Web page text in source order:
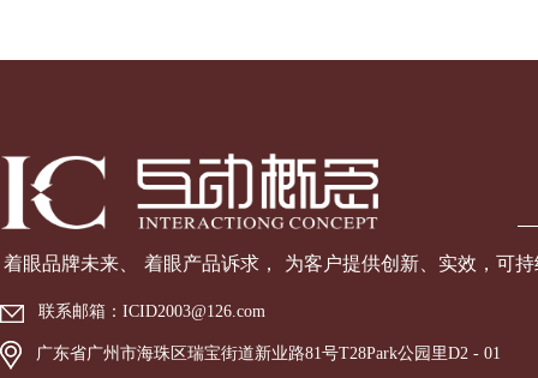
联系邮箱： ICID2003@126.com
广东省广州市海珠区瑞宝街道新业路81号T28Park公园里D2 - 01
着眼品牌未来、 着眼产品诉求， 为客户提供创新、实效，可